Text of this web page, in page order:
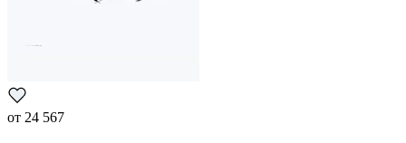
от 24 567